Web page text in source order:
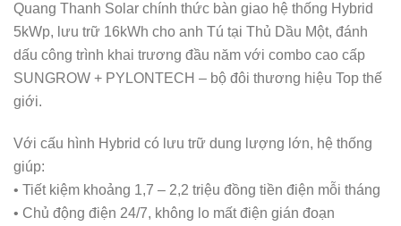
Quang Thanh Solar chính thức bàn giao hệ thống Hybrid
5kWp, lưu trữ 16kWh cho anh Tú tại Thủ Dầu Một, đánh
dấu công trình khai trương đầu năm với combo cao cấp
SUNGROW + PYLONTECH – bộ đôi thương hiệu Top thế
giới.
Với cấu hình Hybrid có lưu trữ dung lượng lớn, hệ thống
giúp:
• Tiết kiệm khoảng 1,7 – 2,2 triệu đồng tiền điện mỗi tháng
• Chủ động điện 24/7, không lo mất điện gián đoạn